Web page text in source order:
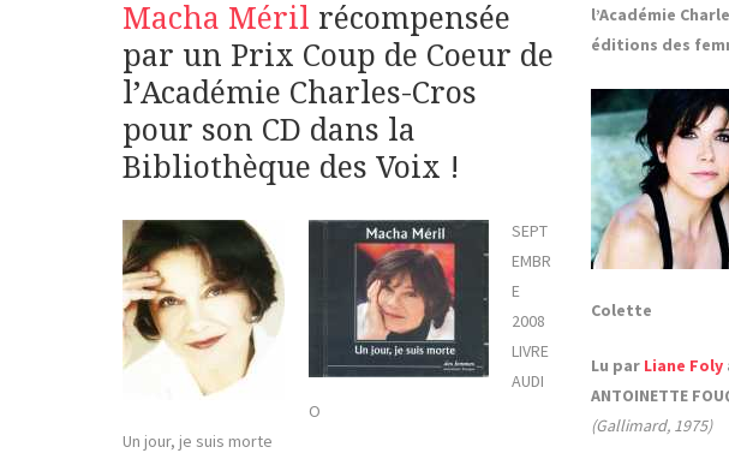
Macha Méril récompensée
par un Prix Coup de Coeur de
l’Académie Charles-Cros
pour son CD dans la
Bibliothèque des Voix !
SEPT
EMBR
E
2008
LIVRE
AUDI
O
Un jour, je suis morte
l’Académie
éditions des
Colette
Lu par Liane Foly
ANTOINETTE
(Gallimard, 1975)